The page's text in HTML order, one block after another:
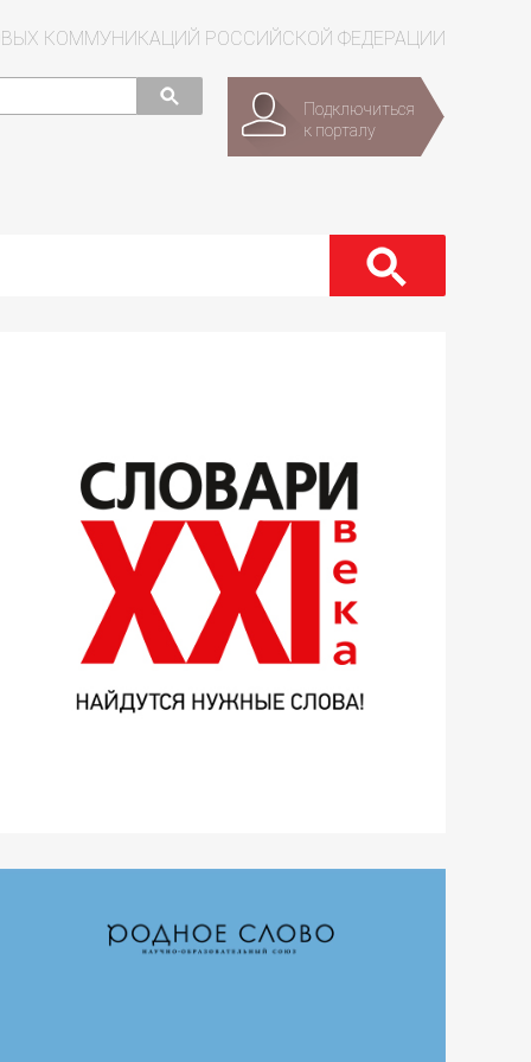
КОММУНИКАЦИЙ РОССИЙСКОЙ ФЕДЕРАЦИИ
Подключиться
к порталу